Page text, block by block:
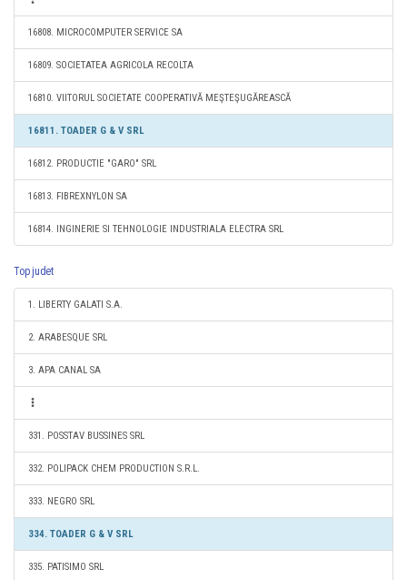
16808. MICROCOMPUTER SERVICE SA
16809. SOCIETATEA AGRICOLA RECOLTA
16810. VIITORUL SOCIETATE COOPERATIVĂ MEŞTEŞUGĂREASCĂ
16811. TOADER G & V SRL
16812. PRODUCTIE "GARO" SRL
16813. FIBREXNYLON SA
16814. INGINERIE SI TEHNOLOGIE INDUSTRIALA ELECTRA SRL
Top judet
1. LIBERTY GALATI S.A.
2. ARABESQUE SRL
3. APA CANAL SA
331. POSSTAV BUSSINES SRL
332. POLIPACK CHEM PRODUCTION S.R.L.
333. NEGRO SRL
334. TOADER G & V SRL
335. PATISIMO SRL